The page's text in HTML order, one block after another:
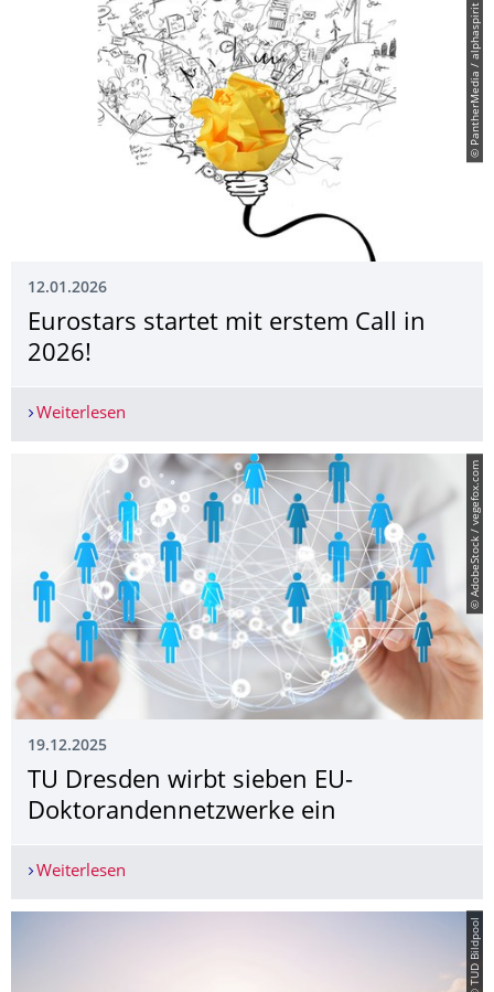
© PantherMedia / alphaspirit
12.01.2026
Eurostars startet mit erstem Call in
2026!
Weiterlesen
© AdobeStock / vegefox.com
19.12.2025
TU Dresden wirbt sieben EU-
Doktorandennetz­werke ein
Weiterlesen
© TUD Bildpool